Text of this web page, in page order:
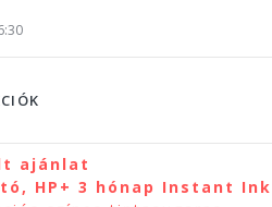
ajánlat
3 hónap Instant Ink